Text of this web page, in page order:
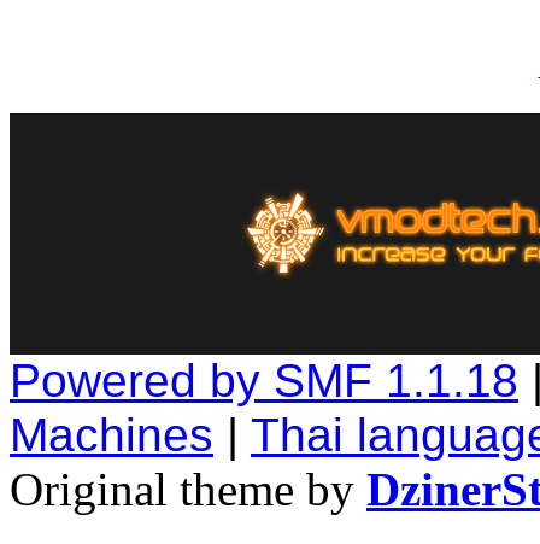
Powered by SMF 1.1.18
Machines | Thai
Original theme by